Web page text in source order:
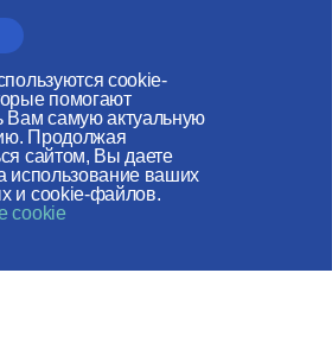
cookie-
помогают
Вам самую актуальную
Продолжая
сайтом, Вы даете
использование ваших
и cookie-файлов.
cookie
и